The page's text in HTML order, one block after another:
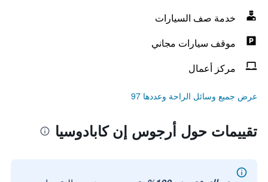
خدمة صف السيارات
موقف سيارات مجاني
مركز أعمال
عرض جميع وسائل الراحة وعددها 97
تقييمات حول أرجوس إن كابادوسيا